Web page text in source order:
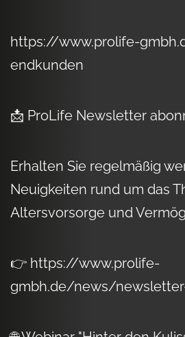
https://www.prolife-
endkunden
📩 ProLife Newsletter
Erhalten Sie regelmäßig
Neuigkeiten rund um das
Altersvorsorge und
👉 https://www.prolife-
gmbh.de/news/